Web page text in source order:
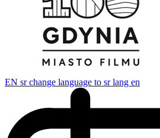
EN sr change language to sr lang en